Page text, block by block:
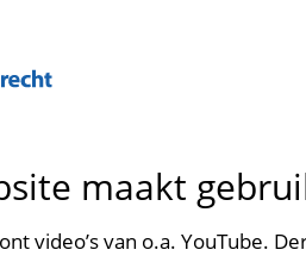
en route
maakt
video’s van o.a. YouTube.